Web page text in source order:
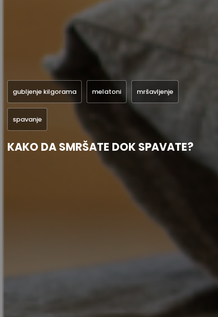
gubljenje kilgorama melatoni mršavljenje
spavanje
KAKO DA SMRŠATE DOK SPAVATE?